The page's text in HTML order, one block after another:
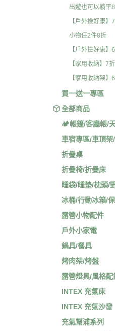
出遊也可以躺平
【戶外撿好康】
小物任2件8折
【戶外撿好康】
【家用收納】7折
【家用收納架】
買一送一專區
全部商品
🏕️帳篷/客廳帳/
車宿專區/車頂架
折疊桌
折疊椅/折疊床
睡袋/睡墊/枕頭/
冰桶/行動冰箱/
露營小物配件
戶外小家電
鍋具/餐具
烤肉架/烤盤
露營燈具/風格配
INTEX 充氣床
INTEX 充氣沙發
充氣幫浦系列